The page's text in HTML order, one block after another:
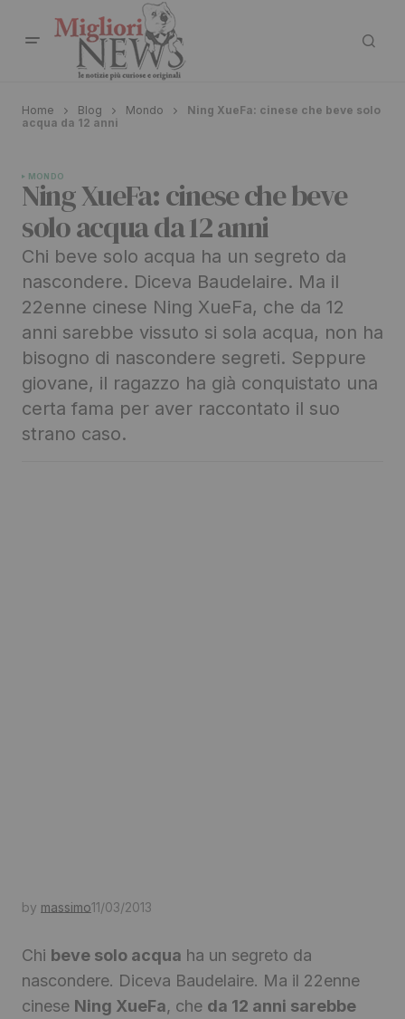
Home Blog Mondo
Ning XueFa: cinese che beve solo
acqua da 12 anni
MONDO
Ning XueFa: cinese che beve
solo acqua da 12 anni
Chi beve solo acqua ha un segreto da
nascondere. Diceva Baudelaire. Ma il
22enne cinese Ning XueFa, che da 12
anni sarebbe vissuto si sola acqua, non ha
bisogno di nascondere segreti. Seppure
giovane, il ragazzo ha già conquistato una
certa fama per aver raccontato il suo
strano caso.
by massimo11/03/2013
Chi beve solo acqua ha un segreto da
nascondere. Diceva Baudelaire. Ma il 22enne
cinese Ning XueFa, che da 12 anni sarebbe